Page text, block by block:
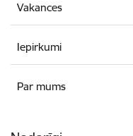
Vakances
Iepirkumi
Par mums